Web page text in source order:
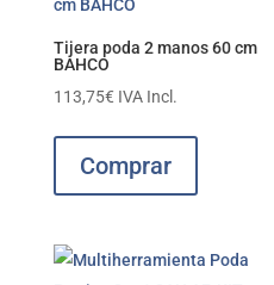
Tijera poda 2 manos 60 cm
BAHCO
113,75€ IVA Incl.
Comprar